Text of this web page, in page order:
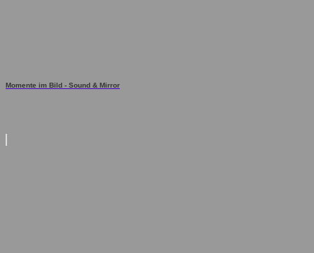
Momente im Bild - Sound & Mirror